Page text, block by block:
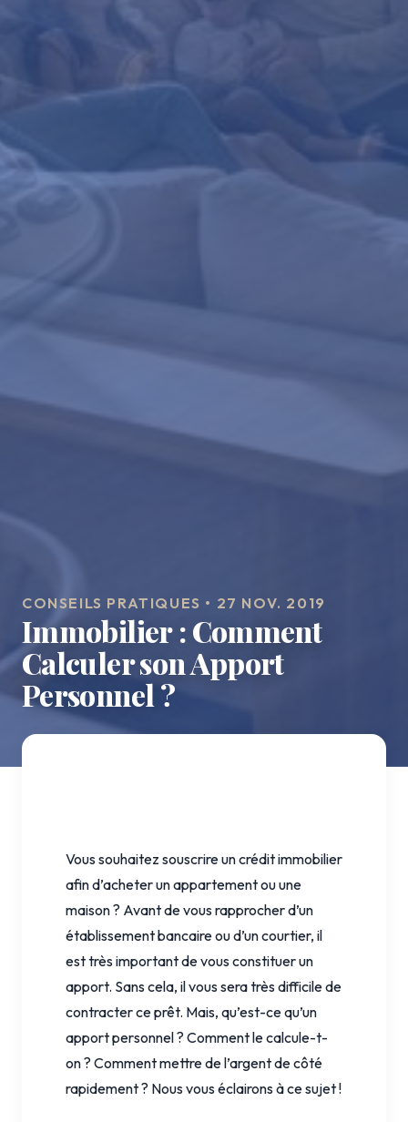
CONSEILS PRATIQUES • 27 NOV. 2019
Immobilier : Comment
Calculer son Apport
Personnel ?
Vous souhaitez souscrire un crédit immobilier
afin d’acheter un appartement ou une
maison ? Avant de vous rapprocher d’un
établissement bancaire ou d’un courtier, il
est très important de vous constituer un
apport. Sans cela, il vous sera très difficile de
contracter ce prêt. Mais, qu’est-ce qu’un
apport personnel ? Comment le calcule-t-
on ? Comment mettre de l’argent de côté
rapidement ? Nous vous éclairons à ce sujet !